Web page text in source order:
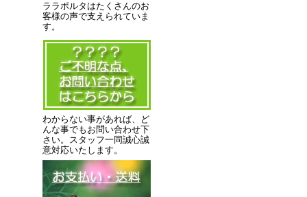
ララポルタはたくさんのお
客様の声で支えられていま
す。
わからない事があれば、ど
んな事でもお問い合わせ下
さい。スタッフ一同誠心誠
意対応いたします。